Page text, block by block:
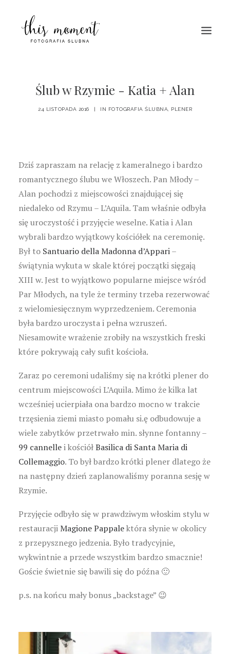
O MNIE
PORTFOLIO
Ślub w Rzymie - Katia + Alan
24 LISTOPADA 2016 | IN FOTOGRAFIA ŚLUBNA PLENER
Dziś zapraszam na relację z kameralnego i bardzo
romantycznego ślubu we Włoszech. Pan Młody –
Alan pochodzi z miejscowości znajdującej się
niedaleko od Rzymu – L’Aquila. Tam właśnie odbyła
się uroczystość i przyjęcie weselne. Katia i Alan
wybrali bardzo wyjątkowy kościółek na ceremonię.
Był to Santuario della Madonna d’Appari–
świątynia wykuta w skale której początki sięgają
XIII w. Jest to wyjątkowo popularne miejsce wśród
Par Młodych, na tyle że terminy trzeba rezerwować
z wielomiesięcznym wyprzedzeniem. Ceremonia
była bardzo uroczysta i pełna wzruszeń.
Niesamowite wrażenie zrobiły na wszystkich freski
które pokrywają cały sufit kościoła.
Zaraz po ceremoni udaliśmy się na krótki plener do
centrum miejscowości L’Aquila. Mimo że kilka lat
wcześniej ucierpiała ona bardzo mocno w trakcie
trzęsienia ziemi miasto pomału si.ę odbudowuje a
wiele zabytków przetrwało min. słynne fontanny –
99 cannellei kościółBasilica di Santa Maria di
Collemaggio. To był bardzo krótki plener dlatego że
na następny dzień zaplanowaliśmy poranna sesję w
Rzymie.
Przyjęcie odbyło się w prawdziwym włoskim stylu w
restauracjiMagione Pappalektóra słynie w okolicy
z przepysznego jedzenia. Było tradycyjnie,
wykwintnie a przede wszystkim bardzo smacznie!
Goście świetnie się bawili się do późna 🙂
p.s. na końcu mały bonus „backstage” 😉